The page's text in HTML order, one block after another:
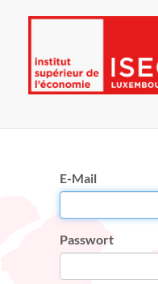
E-Mail
Passwort